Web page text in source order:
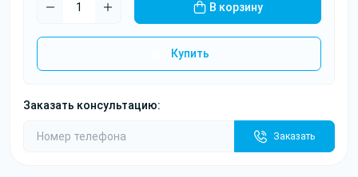
В корзину
Купить
Заказать консультацию:
Заказать